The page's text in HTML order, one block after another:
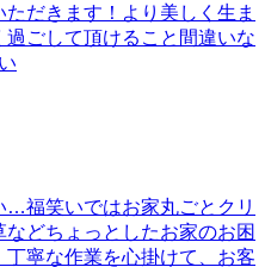
だきます！より美しく生ま
ごして頂けること間違いな
…福笑いではお家丸ごとクリ
どちょっとしたお家のお困
寧な作業を心掛けて、お客